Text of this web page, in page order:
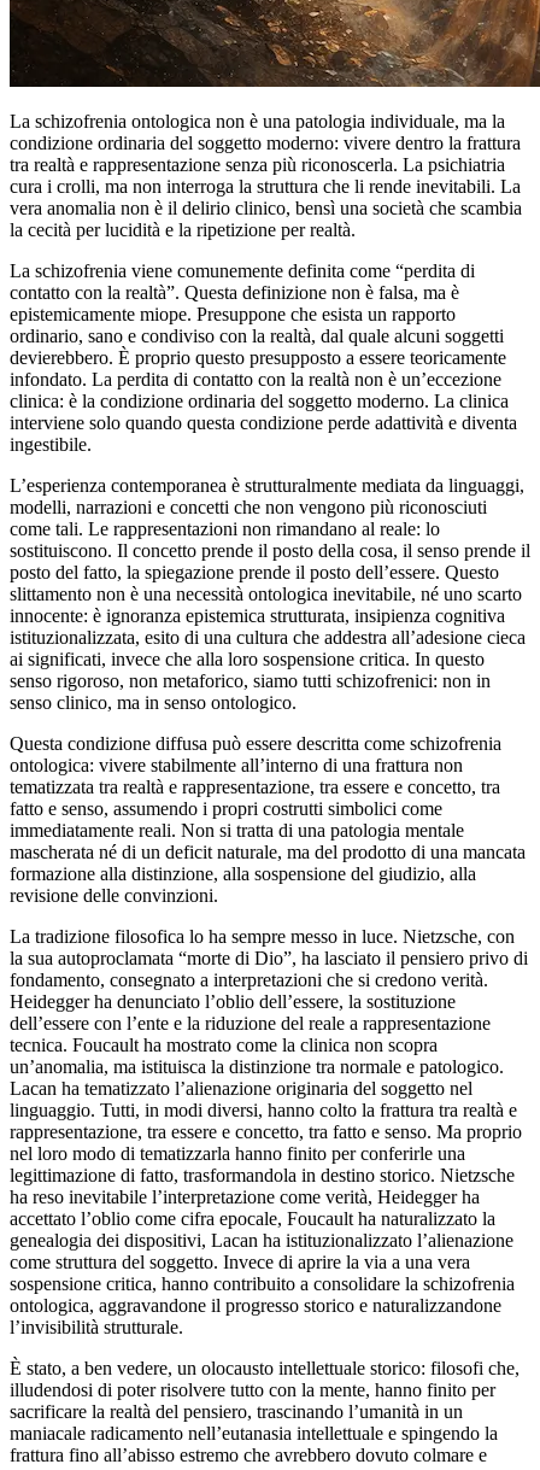
La schizofrenia ontologica non è una patologia individuale, ma la
condizione ordinaria del soggetto moderno: vivere dentro la frattura
tra realtà e rappresentazione senza più riconoscerla. La psichiatria
cura i crolli, ma non interroga la struttura che li rende inevitabili. La
vera anomalia non è il delirio clinico, bensì una società che scambia
la cecità per lucidità e la ripetizione per realtà.
La schizofrenia viene comunemente definita come “perdita di
contatto con la realtà”. Questa definizione non è falsa, ma è
epistemicamente miope. Presuppone che esista un rapporto
ordinario, sano e condiviso con la realtà, dal quale alcuni soggetti
devierebbero. È proprio questo presupposto a essere teoricamente
infondato. La perdita di contatto con la realtà non è un’eccezione
clinica: è la condizione ordinaria del soggetto moderno. La clinica
interviene solo quando questa condizione perde adattività e diventa
ingestibile.
L’esperienza contemporanea è strutturalmente mediata da linguaggi,
modelli, narrazioni e concetti che non vengono più riconosciuti
come tali. Le rappresentazioni non rimandano al reale: lo
sostituiscono. Il concetto prende il posto della cosa, il senso prende il
posto del fatto, la spiegazione prende il posto dell’essere. Questo
slittamento non è una necessità ontologica inevitabile, né uno scarto
innocente: è ignoranza epistemica strutturata, insipienza cognitiva
istituzionalizzata, esito di una cultura che addestra all’adesione cieca
ai significati, invece che alla loro sospensione critica. In questo
senso rigoroso, non metaforico, siamo tutti schizofrenici: non in
senso clinico, ma in senso ontologico.
Questa condizione diffusa può essere descritta come schizofrenia
ontologica: vivere stabilmente all’interno di una frattura non
tematizzata tra realtà e rappresentazione, tra essere e concetto, tra
fatto e senso, assumendo i propri costrutti simbolici come
immediatamente reali. Non si tratta di una patologia mentale
mascherata né di un deficit naturale, ma del prodotto di una mancata
formazione alla distinzione, alla sospensione del giudizio, alla
revisione delle convinzioni.
La tradizione filosofica lo ha sempre messo in luce. Nietzsche, con
la sua autoproclamata “morte di Dio”, ha lasciato il pensiero privo di
fondamento, consegnato a interpretazioni che si credono verità.
Heidegger ha denunciato l’oblio dell’essere, la sostituzione
dell’essere con l’ente e la riduzione del reale a rappresentazione
tecnica. Foucault ha mostrato come la clinica non scopra
un’anomalia, ma istituisca la distinzione tra normale e patologico.
Lacan ha tematizzato l’alienazione originaria del soggetto nel
linguaggio. Tutti, in modi diversi, hanno colto la frattura tra realtà e
rappresentazione, tra essere e concetto, tra fatto e senso. Ma proprio
nel loro modo di tematizzarla hanno finito per conferirle una
legittimazione di fatto, trasformandola in destino storico. Nietzsche
ha reso inevitabile l’interpretazione come verità, Heidegger ha
accettato l’oblio come cifra epocale, Foucault ha naturalizzato la
genealogia dei dispositivi, Lacan ha istituzionalizzato l’alienazione
come struttura del soggetto. Invece di aprire la via a una vera
sospensione critica, hanno contribuito a consolidare la schizofrenia
ontologica, aggravandone il progresso storico e naturalizzandone
l’invisibilità strutturale.
È stato, a ben vedere, un olocausto intellettuale storico: filosofi che,
illudendosi di poter risolvere tutto con la mente, hanno finito per
sacrificare la realtà del pensiero, trascinando l’umanità in un
maniacale radicamento nell’eutanasia intellettuale e spingendo la
frattura fino all’abisso estremo che avrebbero dovuto colmare e